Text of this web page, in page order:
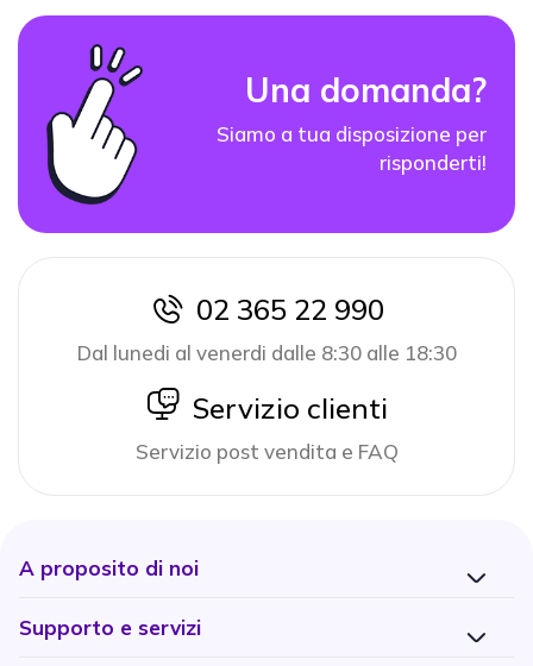
Una domanda?
Siamo a tua disposizione per
risponderti!
icon
02 365 22 990
Dal lunedi al venerdi dalle 8:30 alle 18:30
icon
Servizio clienti
Servizio post vendita e FAQ
A proposito di noi
Supporto e servizi